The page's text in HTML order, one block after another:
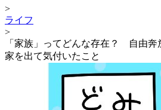
>
ライフ
>
「家族」ってどんな存在？ 自由奔
家を出て気付いたこと